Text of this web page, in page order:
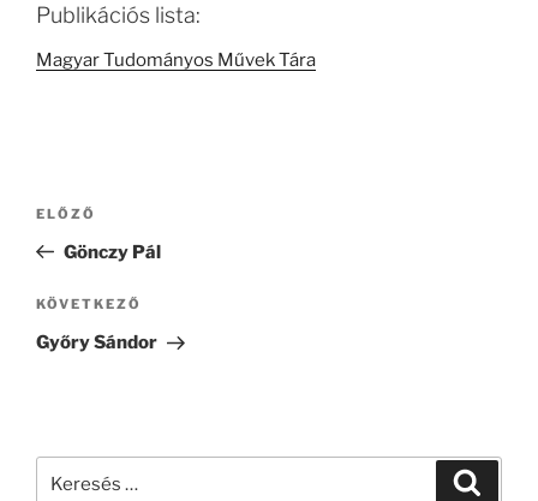
Publikációs lista:
Magyar Tudományos Művek Tára
Bejegyzés
Korábbi
bejegyzés
ELŐZŐ
Gönczy Pál
Következő
bejegyzés
KÖVETKEZŐ
Győry Sándor